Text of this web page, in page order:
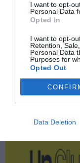
I want to opt-
Personal Data
Opted In
I want to opt-
Retention,
Personal Data
Purposes for
Opted Out
Data Deletion
AS Roma
2Playbook Club